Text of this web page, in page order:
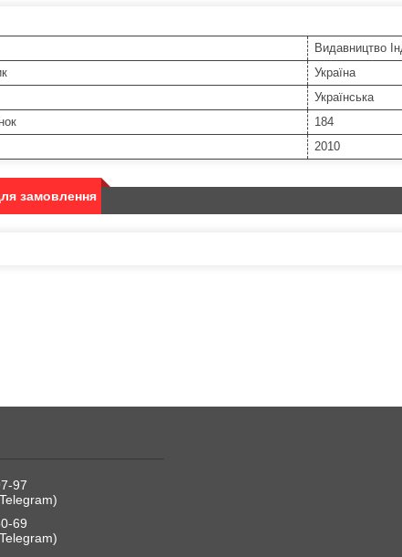
Видавництво
Україна
Українська
184
2010
замовлення
97
69